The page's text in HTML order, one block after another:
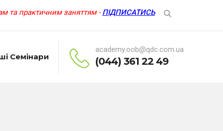
та практичним заняттям - ПІДПИСАТИСЬ
Семінари
academy.oob@qdc.com.ua
(044) 361 22 49